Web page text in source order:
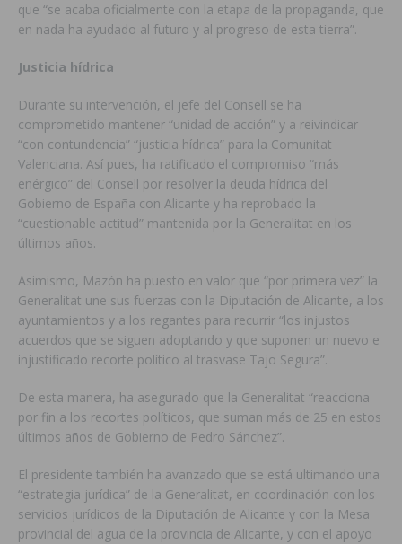
que “se acaba oficialmente con la etapa de la propaganda, que
en nada ha ayudado al futuro y al progreso de esta tierra”.
Justicia hídrica
Durante su intervención, el jefe del Consell se ha
comprometido mantener “unidad de acción” y a reivindicar
“con contundencia” “justicia hídrica” para la Comunitat
Valenciana. Así pues, ha ratificado el compromiso “más
enérgico” del Consell por resolver la deuda hídrica del
Gobierno de España con Alicante y ha reprobado la
“cuestionable actitud” mantenida por la Generalitat en los
últimos años.
Asimismo, Mazón ha puesto en valor que “por primera vez” la
Generalitat une sus fuerzas con la Diputación de Alicante, a los
ayuntamientos y a los regantes para recurrir “los injustos
acuerdos que se siguen adoptando y que suponen un nuevo e
injustificado recorte político al trasvase Tajo Segura”.
De esta manera, ha asegurado que la Generalitat “reacciona
por fin a los recortes políticos, que suman más de 25 en estos
últimos años de Gobierno de Pedro Sánchez”.
El presidente también ha avanzado que se está ultimando una
“estrategia jurídica” de la Generalitat, en coordinación con los
servicios jurídicos de la Diputación de Alicante y con la Mesa
provincial del agua de la provincia de Alicante, y con el apoyo